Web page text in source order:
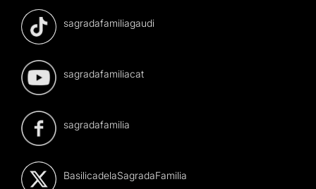
sagradafamiliagaudi
sagradafamiliacat
sagradafamilia
BasilicadelaSagradaFamilia